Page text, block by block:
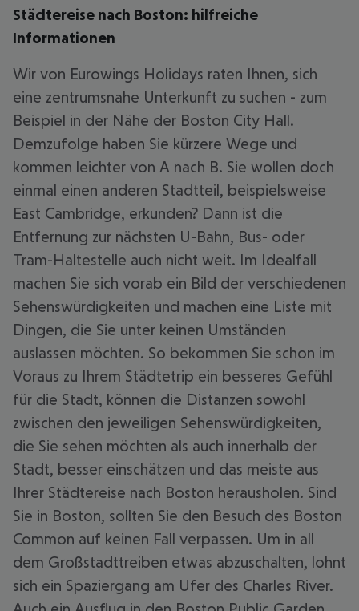
Städtereise nach Boston: hilfreiche
Informationen
Wir von Eurowings Holidays raten Ihnen, sich
eine zentrumsnahe Unterkunft zu suchen - zum
Beispiel in der Nähe der Boston City Hall.
Demzufolge haben Sie kürzere Wege und
kommen leichter von A nach B. Sie wollen doch
einmal einen anderen Stadtteil, beispielsweise
East Cambridge, erkunden? Dann ist die
Entfernung zur nächsten U-Bahn, Bus- oder
Tram-Haltestelle auch nicht weit. Im Idealfall
machen Sie sich vorab ein Bild der verschiedenen
Sehenswürdigkeiten und machen eine Liste mit
Dingen, die Sie unter keinen Umständen
auslassen möchten. So bekommen Sie schon im
Voraus zu Ihrem Städtetrip ein besseres Gefühl
für die Stadt, können die Distanzen sowohl
zwischen den jeweiligen Sehenswürdigkeiten,
die Sie sehen möchten als auch innerhalb der
Stadt, besser einschätzen und das meiste aus
Ihrer Städtereise nach Boston herausholen. Sind
Sie in Boston, sollten Sie den Besuch des Boston
Common auf keinen Fall verpassen. Um in all
dem Großstadttreiben etwas abzuschalten, lohnt
sich ein Spaziergang am Ufer des Charles River.